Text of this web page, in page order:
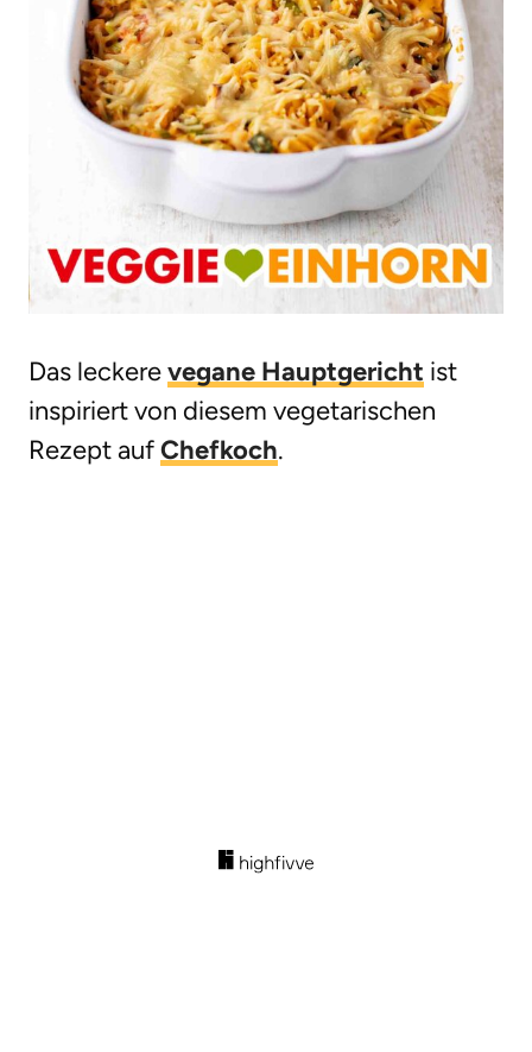
Das leckerevegane Hauptgericht ist
inspiriert von diesem vegetarischen
Rezept aufChefkoch.